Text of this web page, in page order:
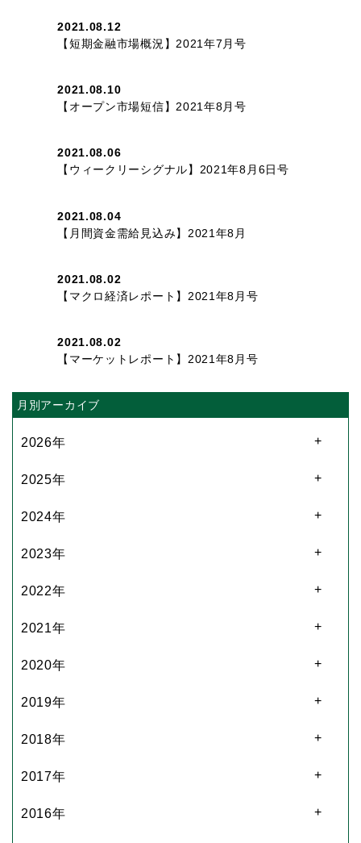
2021.08.12
【短期金融市場概況】2021年7月号
2021.08.10
【オープン市場短信】2021年8月号
2021.08.06
【ウィークリーシグナル】2021年8月6日号
2021.08.04
【月間資金需給見込み】2021年8月
2021.08.02
【マクロ経済レポート】2021年8月号
2021.08.02
【マーケットレポート】2021年8月号
月別アーカイブ
2026年
2025年
2024年
2023年
2022年
2021年
2020年
2019年
2018年
2017年
2016年